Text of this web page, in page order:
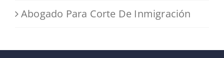
Abogado Para Corte De Inmigración